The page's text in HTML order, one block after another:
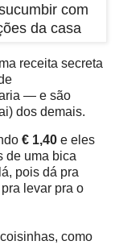
com
da casa
receita secreta
— e são
dos demais.
€ 1,40 e eles
de uma bica
pois dá pra
levar pra o
como